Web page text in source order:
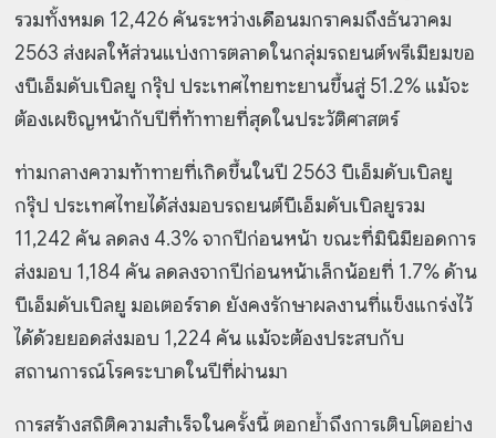
รวมทั้งหมด 12,426 คันระหว่างเดือนมกราคมถึงธันวาคม
2563 ส่งผลให้ส่วนแบ่งการตลาดในกลุ่มรถยนต์พรีเมียมขอ
งบีเอ็มดับเบิลยู กรุ๊ป ประเทศไทยทะยานขึ้นสู่ 51.2% แม้จะ
ต้องเผชิญหน้ากับปีที่ท้าทายที่สุดในประวัติศาสตร์
ท่ามกลางความท้าทายที่เกิดขึ้นในปี 2563 บีเอ็มดับเบิลยู
กรุ๊ป ประเทศไทยได้ส่งมอบรถยนต์บีเอ็มดับเบิลยูรวม
11,242 คัน ลดลง 4.3% จากปีก่อนหน้า ขณะที่มินิมียอดการ
ส่งมอบ 1,184 คัน ลดลงจากปีก่อนหน้าเล็กน้อยที่ 1.7% ด้าน
บีเอ็มดับเบิลยู มอเตอร์ราด ยังคงรักษาผลงานที่แข็งแกร่งไว้
ได้ด้วยยอดส่งมอบ 1,224 คัน แม้จะต้องประสบกับ
สถานการณ์โรคระบาดในปีที่ผ่านมา
การสร้างสถิติความสำเร็จในครั้งนี้ ตอกย้ำถึงการเติบโตอย่าง